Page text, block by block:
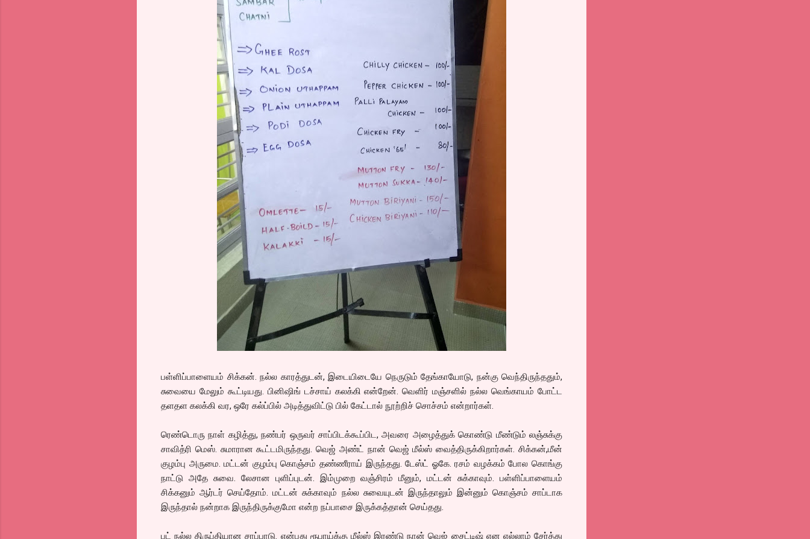
பள்ளிப்பாளையம் சிக்கன். நல்ல காரத்துடன், இடையிடையே நெருடும் தேங்காயோடு, நன்கு வெந்திருந்ததும்,
சுவையை மேலும் கூட்டியது. பினிஷிங் டச்சாய் கலக்கி என்றேன். வெளிர் மஞ்சளில் நல்ல வெங்காயம் போட்ட
தளதள கலக்கி வர, ஒரே கல்ப்பில் அடித்துவிட்டு பில் கேட்டால் நூற்றிச் சொச்சம் என்றார்கள்.
ரெண்டொரு நாள் கழித்து, நண்பர் ஒருவர் சாப்பிடக்கூப்பிட, அவரை அழைத்துக் கொண்டு மீண்டும் லஞ்சுக்கு
சாவித்ரி மெஸ். சுமாரான கூட்டமிருந்தது. வெஜ் அண்ட் நான் வெஜ் மீல்ஸ் வைத்திருக்கிறார்கள். சிக்கன்,மீன்
குழம்பு அருமை. மட்டன் குழம்பு கொஞ்சம் தண்ணீராய் இருந்தது. டேஸ்ட் ஓகே. ரசம் வழக்கம் போல கொங்கு
நாட்டு அதே சுவை. லேசான புளிப்புடன். இம்முறை வஞ்சிரம் மீனும், மட்டன் சுக்காவும். பள்ளிப்பாளையம்
சிக்கனும் ஆர்டர் செய்தோம். மட்டன் சுக்காவும் நல்ல சுவையுடன் இருந்தாலும் இன்னும் கொஞ்சம் சாப்டாக
இருந்தால் நன்றாக இருந்திருக்குமோ என்ற நப்பாசை இருக்கத்தான் செய்தது.
பட் நல்ல திருப்தியான சாப்பாடு. என்பது ரூபாய்க்கு மீல்ஸ் இரண்டு நான் வெஜ் சைட்டிஷ் என எல்லாம் சேர்த்து